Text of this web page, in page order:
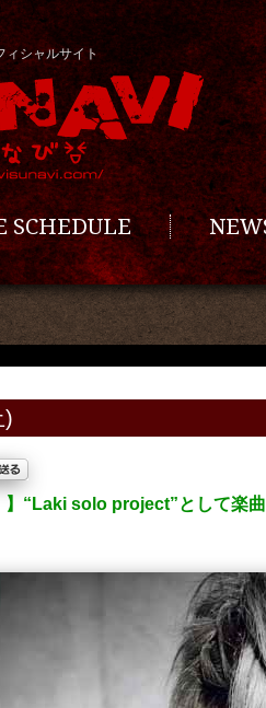
ィシャルサイト
SCHEDULE
)
】“Laki solo project”として楽